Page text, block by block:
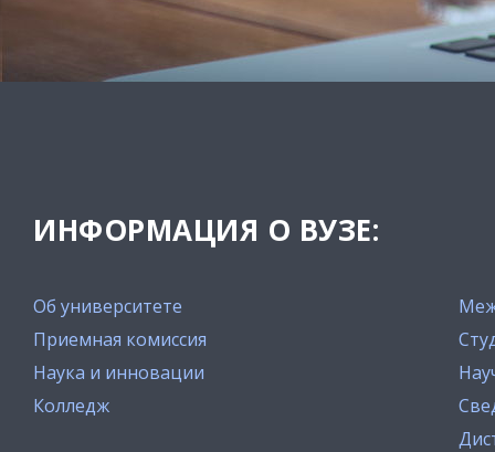
ИНФОРМАЦИЯ О ВУЗЕ:
Об университете
Приемная комиссия
Наука и инновации
Колледж